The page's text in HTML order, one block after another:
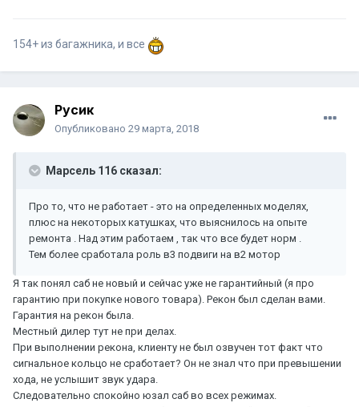
154+ из багажника, и все
Русик
Опубликовано 29 марта, 2018
Марсель 116 сказал:
Про то, что не работает - это на определенных моделях,
плюс на некоторых катушках, что выяснилось на опыте
ремонта . Над этим работаем , так что все будет норм .
Тем более сработала роль в3 подвиги на в2 мотор
Я так понял саб не новый и сейчас уже не гарантийный (я про
гарантию при покупке нового товара). Рекон был сделан вами.
Гарантия на рекон была.
Местный дилер тут не при делах.
При выполнении рекона, клиенту не был озвучен тот факт что
сигнальное кольцо не сработает? Он не знал что при превышении
хода, не услышит звук удара.
Следовательно спокойно юзал саб во всех режимах.